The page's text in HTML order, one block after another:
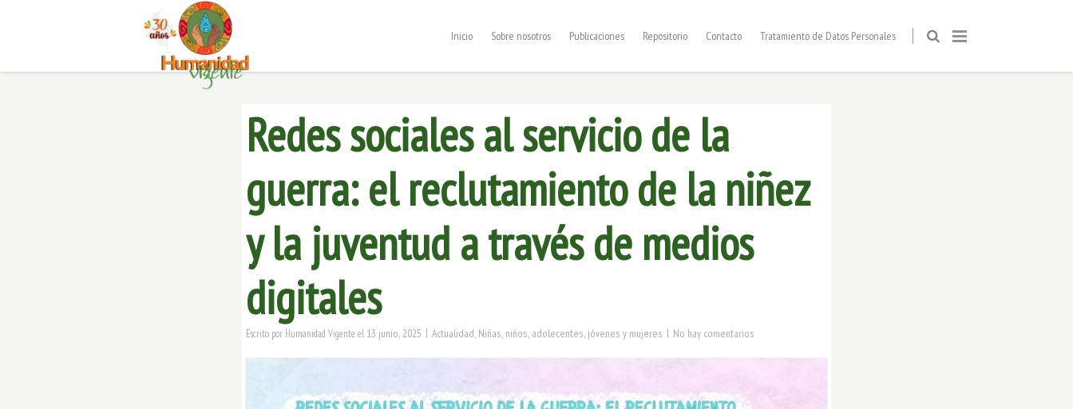
Inicio Sobre nosotros Publicaciones Repositorio Contacto Tratamiento de Datos Personales
Redes sociales al servicio de la
guerra: el reclutamiento de la niñez
y la juventud a través de medios
digitales
Escrito por Humanidad Vigente el 13 junio, 2025 | Actualidad, Niñas, niños, adolecentes, jóvenes y mujeres | No hay comentarios